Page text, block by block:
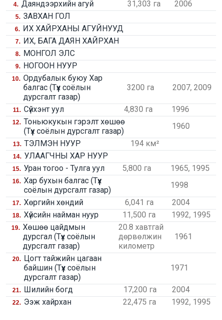
4. Даяндээрхийн агуй 31,303 га 2006
5. ЗАВХАН ГОЛ
6. ИХ ХАЙРХАНЫ АГУЙНУУД
7. ИХ, БАГА ДАЯН ХАЙРХАН
8. МОНГОЛ ЭЛС
9. НОГООН НУУР
10. Ордубалык буюу Хар
балгас (Түүх соёлын
дурсгалт газар)
3200 га 2007, 2009
11. Сүйхэнт уул 4,830 га 1996
12. Тоньюкукын гэрэлт хөшөө
(Түүх соёлын дурсгалт газар)
1960
13. ТЭЛМЭН НУУР 194 км²
14. УЛААГЧНЫ ХАР НУУР
15. Уран тогоо - Тулга уул 5,800 га 1965, 1995
16. Хар бухын балгас (Түүх
соёлын дурсгалт газар)
1998
17. Хөргийн хөндий 6,041 га 2004
18. Хүйсийн найман нуур 11,500 га 1992, 1995
19. Хөшөө цайдмын
дурсгал (Түүх соёлын
дурсгалт газар)
20.8 хавтгай
дөрвөлжин
километр
1961
20. Цогт тайжийн цагаан
байшин (Түүх соёлын
дурсгалт газар)
1971
21. Шилийн богд 17,200 га 2004
22. Ээж хайрхан 22,475 га 1992, 1995